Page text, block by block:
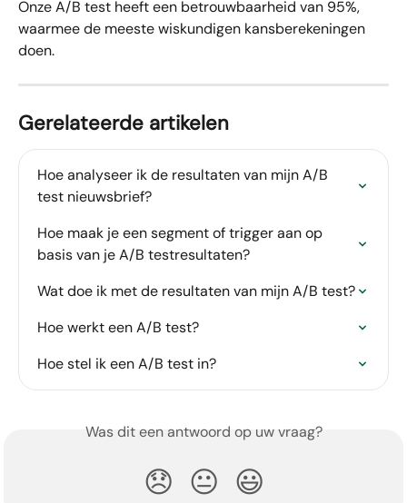
Onze A/B test heeft een betrouwbaarheid van 95%,
waarmee de meeste wiskundigen kansberekeningen
doen.
Gerelateerde artikelen
Hoe analyseer ik de resultaten van mijn A/B
test nieuwsbrief?
Hoe maak je een segment of trigger aan op
basis van je A/B testresultaten?
Wat doe ik met de resultaten van mijn A/B test?
Hoe werkt een A/B test?
Hoe stel ik een A/B test in?
Was dit een antwoord op uw vraag?
😞 😐 😃